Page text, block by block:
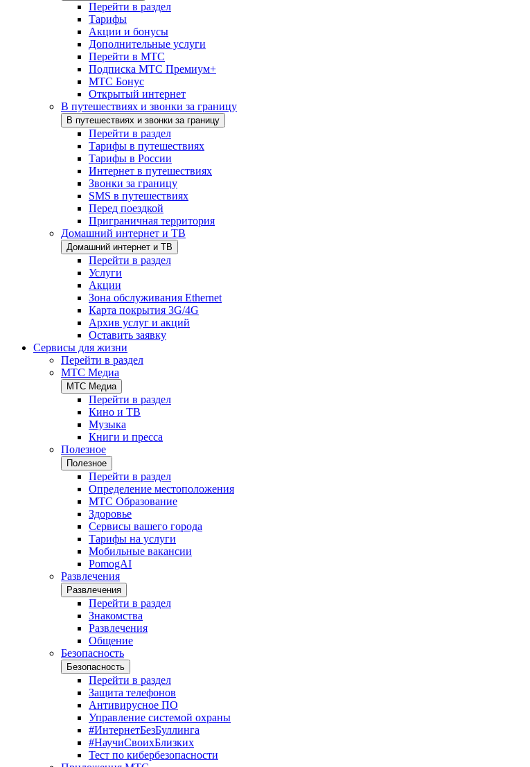
Перейти в раздел
Тарифы
Акции и бонусы
Дополнительные услуги
Перейти в МТС
Подписка МТС Премиум+
МТС Бонус
Открытый интернет
В путешествиях и звонки за границу
В путешествиях и звонки за границу
Перейти в раздел
Тарифы в путешествиях
Тарифы в России
Интернет в путешествиях
Звонки за границу
SMS в путешествиях
Перед поездкой
Приграничная территория
Домашний интернет и ТВ
Домашний интернет и ТВ
Перейти в раздел
Услуги
Акции
Зона обслуживания Ethernet
Карта покрытия 3G/4G
Архив услуг и акций
Оставить заявку
Сервисы для жизни
Перейти в раздел
МТС Медиа
МТС Медиа
Перейти в раздел
Кино и ТВ
Музыка
Книги и пресса
Полезное
Полезное
Перейти в раздел
Определение местоположения
МТС Образование
Здоровье
Сервисы вашего города
Тарифы на услуги
Мобильные вакансии
PomogAI
Развлечения
Развлечения
Перейти в раздел
Знакомства
Развлечения
Общение
Безопасность
Безопасность
Перейти в раздел
Защита телефонов
Антивирусное ПО
Управление системой охраны
#ИнтернетБезБуллинга
#НаучиСвоихБлизких
Тест по кибербезопасности